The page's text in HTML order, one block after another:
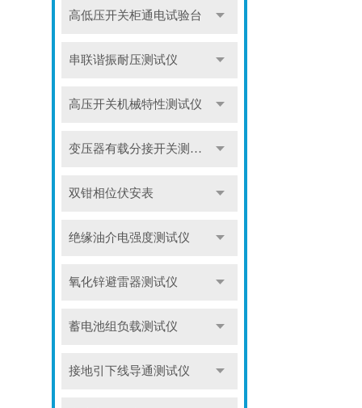
高低压开关柜通电试验台
串联谐振耐压测试仪
高压开关机械特性测试仪
变压器有载分接开关测试仪
双钳相位伏安表
绝缘油介电强度测试仪
氧化锌避雷器测试仪
蓄电池组负载测试仪
接地引下线导通测试仪